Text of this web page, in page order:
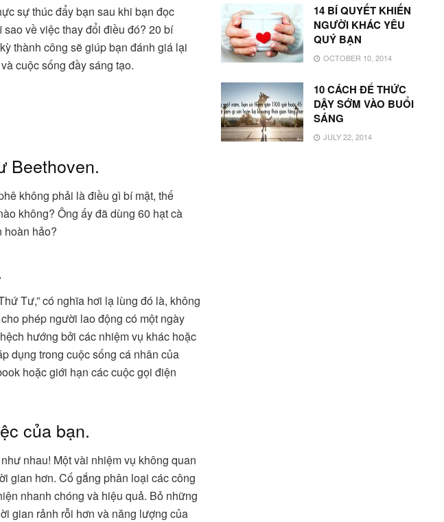
sự thúc đẩy bạn sau khi bạn đọc
về việc thay đổi điều đó? 20 bí
thành công sẽ giúp bạn đánh giá lại
cuộc sống đầy sáng tạo.
Beethoven.
không phải là điều gì bí mật, thế
không? Ông ấy đã dùng 60 hạt cà
hoàn hảo?
Tư,” có nghĩa hơi lạ lùng đó là, không
phép người lao động có một ngày
hướng bởi các nhiệm vụ khác hoặc
dụng trong cuộc sống cá nhân của
hoặc giới hạn các cuộc gọi điện
của bạn.
nhau! Một vài nhiệm vụ không quan
gian hơn. Cố gắng phân loại các công
nhanh chóng và hiệu quả. Bỏ những
gian rảnh rỗi hơn và năng lượng của
14 BÍ QUYẾT KHIẾN
NGƯỜI KHÁC YÊU
QUÝ BẠN
OCTOBER 10, 2014
10 CÁCH ĐỂ THỨC
DẬY SỚM VÀO BUỔI
SÁNG
JULY 22, 2014